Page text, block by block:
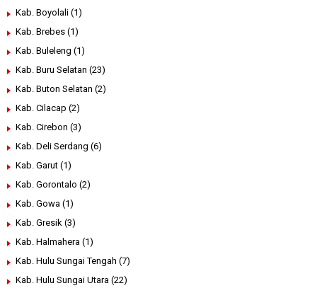
Kab. Boyolali (1)
Kab. Brebes (1)
Kab. Buleleng (1)
Kab. Buru Selatan (23)
Kab. Buton Selatan (2)
Kab. Cilacap (2)
Kab. Cirebon (3)
Kab. Deli Serdang (6)
Kab. Garut (1)
Kab. Gorontalo (2)
Kab. Gowa (1)
Kab. Gresik (3)
Kab. Halmahera (1)
Kab. Hulu Sungai Tengah (7)
Kab. Hulu Sungai Utara (22)